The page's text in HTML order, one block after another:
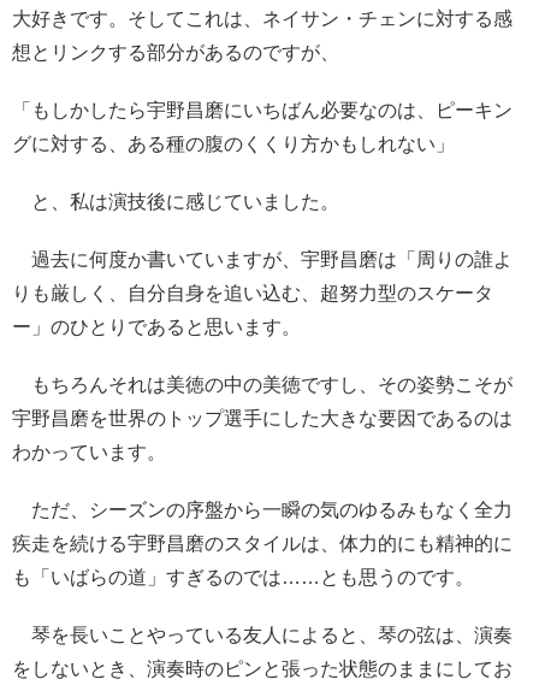
大好きです。そしてこれは、ネイサン・チェンに対する感
想とリンクする部分があるのですが、
「もしかしたら宇野昌磨にいちばん必要なのは、ピーキン
グに対する、ある種の腹のくくり方かもしれない」
と、私は演技後に感じていました。
過去に何度か書いていますが、宇野昌磨は「周りの誰よ
りも厳しく、自分自身を追い込む、超努力型のスケータ
ー」のひとりであると思います。
もちろんそれは美徳の中の美徳ですし、その姿勢こそが
宇野昌磨を世界のトップ選手にした大きな要因であるのは
わかっています。
ただ、シーズンの序盤から一瞬の気のゆるみもなく全力
疾走を続ける宇野昌磨のスタイルは、体力的にも精神的に
も「いばらの道」すぎるのでは……とも思うのです。
琴を長いことやっている友人によると、琴の弦は、演奏
をしないとき、演奏時のピンと張った状態のままにしてお